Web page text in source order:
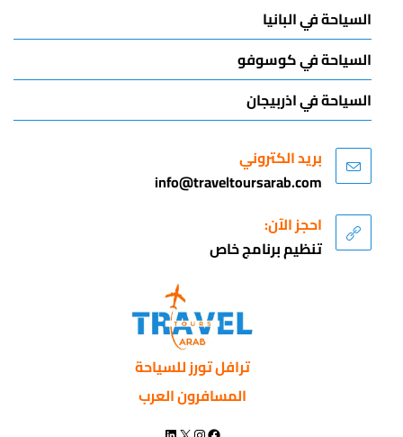
السياحة في البانيا
السياحة في كوسوفو
السياحة في اذربيجان
بريد الكتروني
info@traveltoursarab.com
احجز الآن:
تنظيم برنامج خاص
ترافل تورز للسياحة
المسافرون العرب